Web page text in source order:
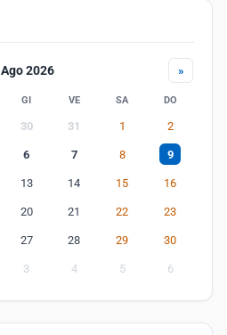
Ago 2026 »
GI VE SA DO
30 31 1 2
6 7 8 9
13 14 15 16
20 21 22 23
27 28 29 30
3 4 5 6